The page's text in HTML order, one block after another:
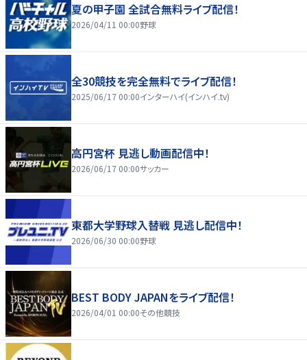
夏の甲子園 全試合無料ライブ配信！
2026/04/11 00:00野球
全30競技を完全無料でライブ配信！
2025/06/17 00:00インターハイ(インハイ.tv)
高円宮杯 見逃し動画配信中！
2026/06/17 00:00サッカー
東都大学野球入替戦 見逃し配信中！
2026/06/30 00:00野球
BEST BODY JAPANをライブ配信！
2026/04/01 00:00その他競技